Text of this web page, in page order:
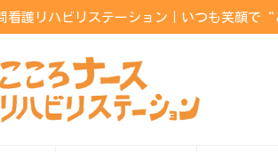
看護リハビリステーション｜いつも笑顔で